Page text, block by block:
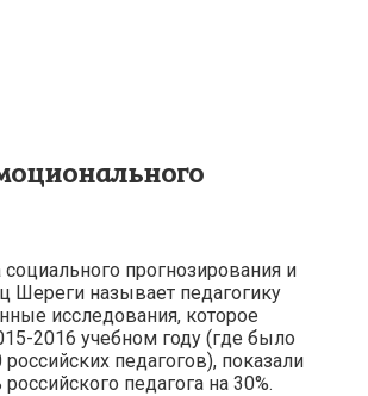
прогнозирования и
Шереги называет педагогику
исследования, которое
2016 учебном году (где было
педагогов), показали
педагога на 30%.